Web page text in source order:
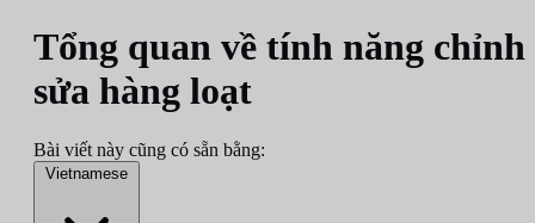
Tổng quan về tính năng chỉnh
sửa hàng loạt
Bài viết này cũng có sẵn bằng:
Vietnamese